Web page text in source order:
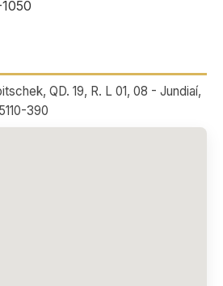
QD. 19, R. L 01, 08 - Jundiaí,
390